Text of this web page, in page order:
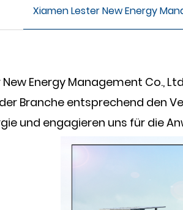
Xiamen Lester New Energy
Energy Management Co.,
Branche entsprechend den
und engagieren uns für die